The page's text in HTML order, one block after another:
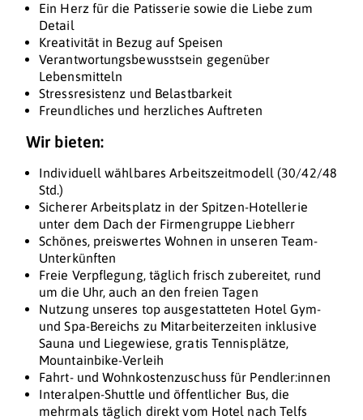
Ein Herz für die Patisserie sowie die Liebe zum
Detail
Kreativität in Bezug auf Speisen
Verantwortungsbewusstsein gegenüber
Lebensmitteln
Stressresistenz und Belastbarkeit
Freundliches und herzliches Auftreten
Wir bieten:
Individuell wählbares Arbeitszeitmodell (30/42/48
Std.)
Sicherer Arbeitsplatz in der Spitzen-Hotellerie
unter dem Dach der Firmengruppe Liebherr
Schönes, preiswertes Wohnen in unseren Team-
Unterkünften
Freie Verpflegung, täglich frisch zubereitet, rund
um die Uhr, auch an den freien Tagen
Nutzung unseres top ausgestatteten Hotel Gym-
und Spa-Bereichs zu Mitarbeiterzeiten inklusive
Sauna und Liegewiese, gratis Tennisplätze,
Mountainbike-Verleih
Fahrt- und Wohnkostenzuschuss für Pendler:innen
Interalpen-Shuttle und öffentlicher Bus, die
mehrmals täglich direkt vom Hotel nach Telfs